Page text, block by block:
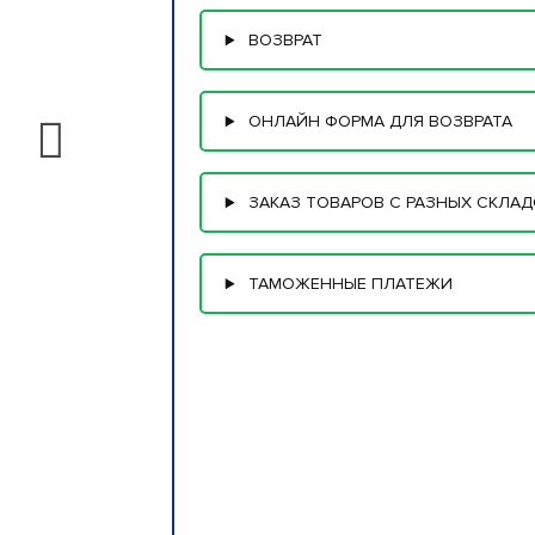
ВОЗВРАТ
ОНЛАЙН ФОРМА ДЛЯ ВОЗВРАТА
ЗАКАЗ ТОВАРОВ С РАЗНЫХ
ТАМОЖЕННЫЕ ПЛАТЕЖИ